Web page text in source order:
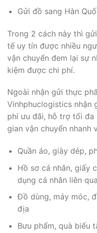
Gửi đồ sang Hàn
Trong 2 cách này thì
tế uy tín được nhiều
vận chuyển đem lại sự
kiệm được chi phí.
Ngoài nhận gửi thực
Vinhphuclogistics nhận
phí ưu đãi, hỗ trợ tối đa
gian vận chuyển nhanh
Quần áo, giày dép,
Hồ sơ cá nhân, giấy
dụng cá nhân liên
Đồ dùng, máy móc,
địa
Bưu phẩm, quà biếu